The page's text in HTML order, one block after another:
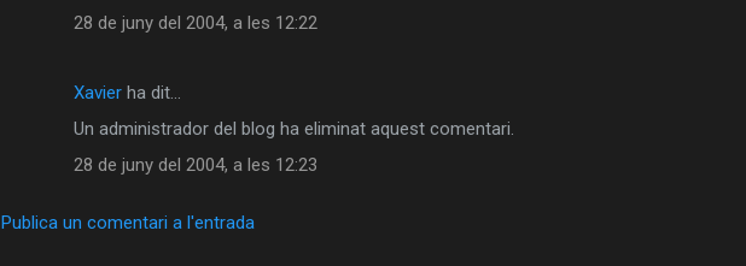
i
28 de juny del 2004, a les 12:22
Xavier ha dit…
Un administrador del blog ha eliminat aquest comentari.
28 de juny del 2004, a les 12:23
Publica un comentari a l'entrada